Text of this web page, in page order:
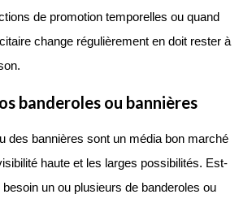
de promotion temporelles ou quand
change régulièrement en doit rester à
banderoles ou bannières
des bannières sont un média bon marché
haute et les larges possibilités. Est-
un ou plusieurs de banderoles ou